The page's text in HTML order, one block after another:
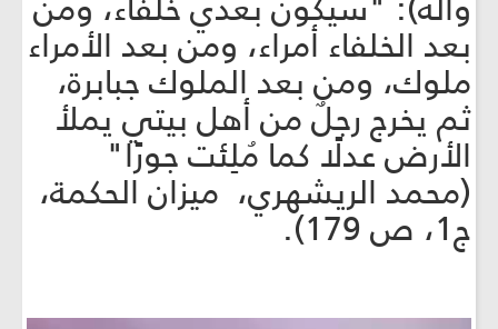
بعد الخلفاء أمراء، ومن بعد الأمراء
ملوك، ومن بعد الملوك جبابرة،
ثم يخرج رجلٌ من أهل بيتي يملأ
الأرض عدلًا كما مُلِئت جورًا"
(محمد الريشهري، ميزان الحكمة،
ج1، ص 179).